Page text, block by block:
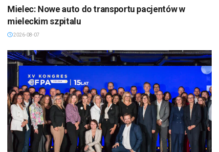
Mielec: Nowe auto do transportu pacjentów w
mieleckim szpitalu
2026-08-07